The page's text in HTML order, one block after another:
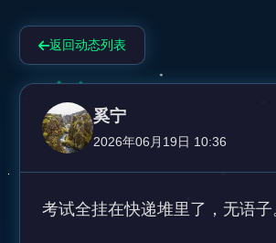
返回动态列表
奚宁
2026年06月19日 10:36
考试全挂在快递堆里了，无语子